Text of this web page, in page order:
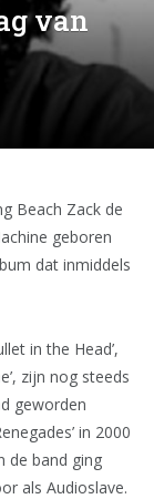
van
Beach Zack de
geboren
dat inmiddels
in the Head’,
zijn nog steeds
geworden
in 2000
de band ging
als Audioslave.